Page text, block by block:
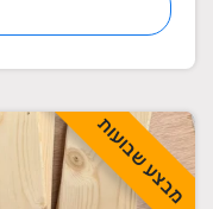
מבצע שבועות